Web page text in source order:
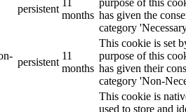
persistent
months has given the
category
persistent
11
months
This cookie is set
purpose of this
has given their
category 'Non-
This cookie is
used to store and